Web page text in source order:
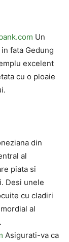
Un
fata Gedung
excelent
cu o ploaie
din
al
piata si
Desi unele
cu cladiri
al
Asigurati-va ca